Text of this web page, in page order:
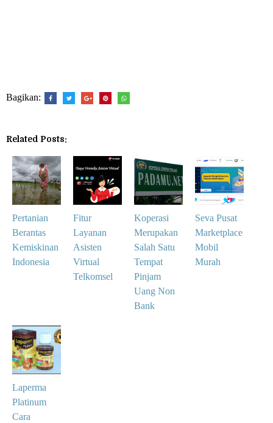
Bagikan:
Related Posts:
Pertanian
Berantas
Kemiskinan
Indonesia
Fitur
Layanan
Asisten
Virtual
Telkomsel
Koperasi
Merupakan
Salah Satu
Tempat
Pinjam
Uang Non
Bank
Seva Pusat
Marketplace
Mobil
Murah
Laperma
Platinum
Cara